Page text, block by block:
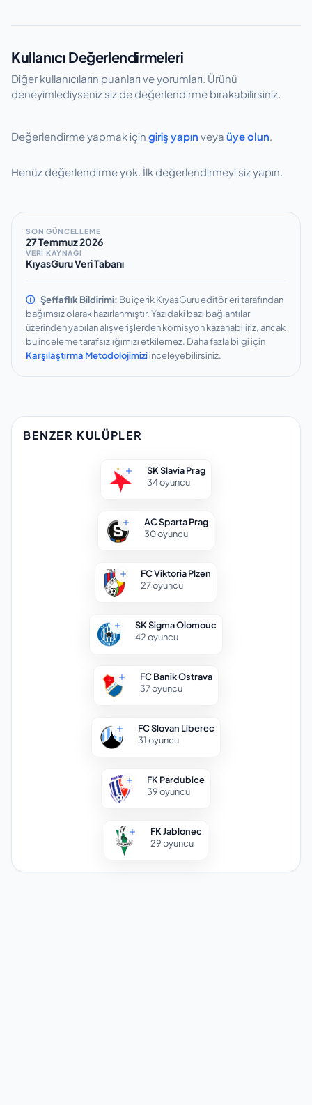
Kullanıcı Değerlendirmeleri
Diğer kullanıcıların puanları ve yorumları. Ürünü
deneyimlediyseniz siz de değerlendirme bırakabilirsiniz.
Değerlendirme yapmak için giriş yapın veya üye olun.
Henüz değerlendirme yok. İlk değerlendirmeyi siz yapın.
SON GÜNCELLEME
27 Temmuz 2026
VERİ KAYNAĞI
KıyasGuru Veri Tabanı
ⓘ Şeffaflık Bildirimi: Bu içerik KıyasGuru editörleri tarafından
bağımsız olarak hazırlanmıştır.Yazıdaki bazı bağlantılar
üzerinden yapılan alışverişlerden komisyon kazanabiliriz, ancak
bu inceleme tarafsızlığımızı etkilemez. Daha fazla bilgi için
Karşılaştırma Metodolojimiziinceleyebilirsiniz.
BENZER KULÜPLER
SK Slavia Prag
34oyuncu
AC Sparta Prag
30oyuncu
FC Viktoria Plzen
27oyuncu
SK Sigma Olomouc
42oyuncu
FC Banik Ostrava
37oyuncu
FC Slovan Liberec
31oyuncu
FK Pardubice
39oyuncu
FK Jablonec
29oyuncu